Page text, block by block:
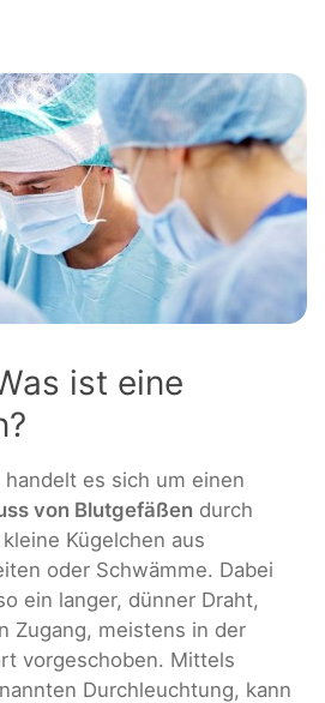
ist eine
es sich um einen
von Blutgefäßen durch
Kügelchen aus
oder Schwämme. Dabei
ein langer, dünner Draht,
Zugang, meistens in der
vorgeschoben. Mittels
Durchleuchtung, kann